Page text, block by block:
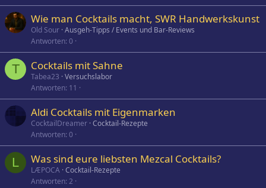
Wie man Cocktails macht, SWR Handwerkskunst
Old Sour Ausgeh-Tipps / Events und Bar-Reviews
Antworten 0
T Cocktails mit Sahne
Tabea23 Versuchslabor
Antworten 11
Aldi Cocktails mit Eigenmarken
CocktailDreamer Cocktail-Rezepte
Antworten 0
L Was sind eure liebsten Mezcal Cocktails?
LÆPOCA Cocktail-Rezepte
Antworten 2